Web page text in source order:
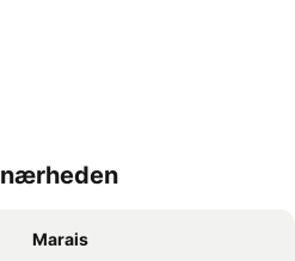
Marais